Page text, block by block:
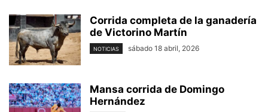
Corrida completa de la ganadería
de Victorino Martín
NOTICIAS sábado 18 abril, 2026
Mansa corrida de Domingo
Hernández